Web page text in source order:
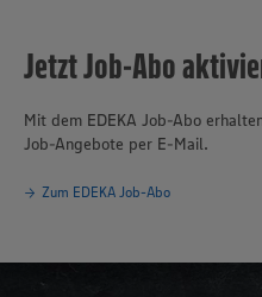
Jetzt Job-Abo
Mit dem EDEKA Job-Abo
Job-Angebote per E-Mail.
Zum EDEKA Job-Abo